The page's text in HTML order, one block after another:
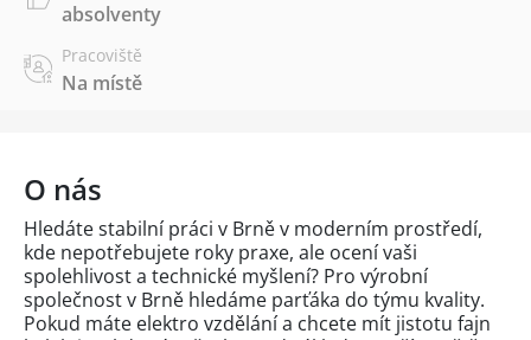
absolventy
Pracoviště
Na místě
O nás
Hledáte stabilní práci v Brně v moderním prostředí,
kde nepotřebujete roky praxe, ale ocení vaši
spolehlivost a technické myšlení? Pro výrobní
společnost v Brně hledáme parťáka do týmu kvality.
Pokud máte elektro vzdělání a chcete mít jistotu fajn